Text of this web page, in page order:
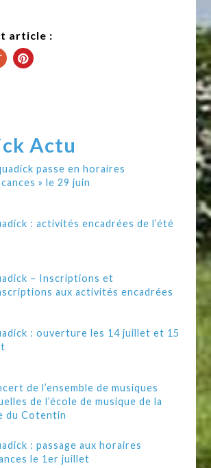
article :
Actu
passe en horaires
» le 29 juin
: activités encadrées de l’été
– Inscriptions et
aux activités encadrées
: ouverture les 14 juillet et 15
de l’ensemble de musiques
de l’école de musique de la
du Cotentin
: passage aux horaires
le 1er juillet